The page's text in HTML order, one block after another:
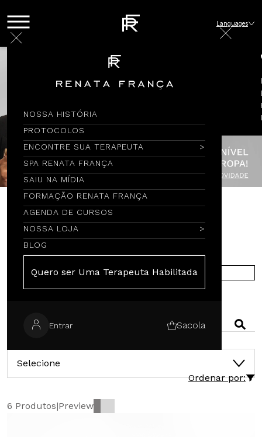
NOSSA HISTÓRIA
PROTOCOLOS
ENCONTRE SUA TERAPEUTA
SPA RENATA FRANÇA
SAIU NA MÍDIA
FORMAÇÃO RENATA FRANÇA
AGENDA DE CURSOS
NOSSA LOJA
BLOG
Quero ser Uma Terapeuta Habilitada
Entrar Sacola
Languages
Encontre por Nome
COMPRE NA EUROPA
Selecione
Ordenar por:
6 Produtos|Preview